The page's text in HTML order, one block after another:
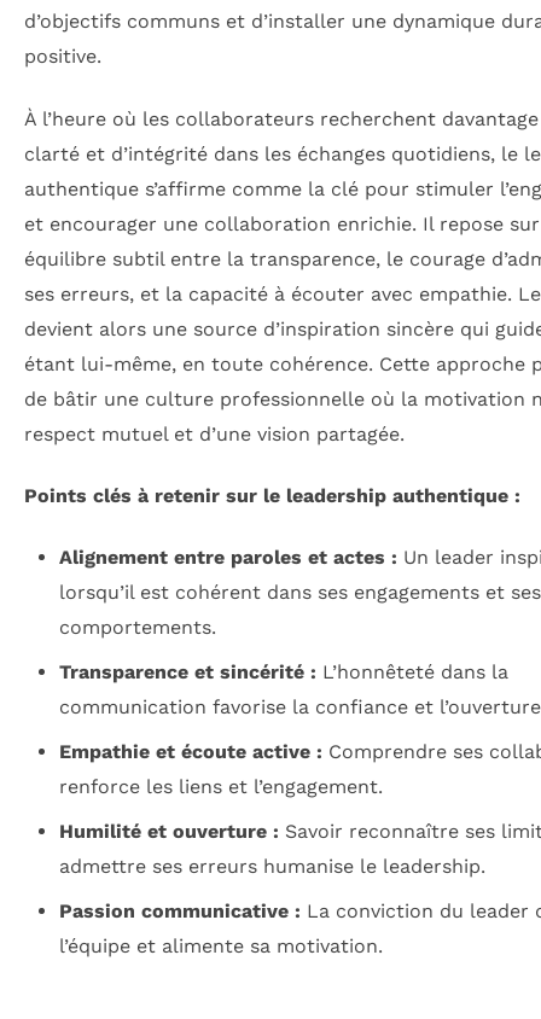
d’objectifs communs et d’installer une dynamique
positive.
À l’heure où les collaborateurs recherchent
clarté et d’intégrité dans les échanges quotidiens, le
authentique s’affirme comme la clé pour stimuler
et encourager une collaboration enrichie. Il repose
équilibre subtil entre la transparence, le courage
ses erreurs, et la capacité à écouter avec empathie.
devient alors une source d’inspiration sincère qui
étant lui-même, en toute cohérence. Cette approche
de bâtir une culture professionnelle où la motivation
respect mutuel et d’une vision partagée.
Points clés à retenir sur le leadership authentique :
Alignement entre paroles et actes : Un leader
lorsqu’il est cohérent dans ses engagements et ses
comportements.
Transparence et sincérité : L’honnêteté dans la
communication favorise la confiance et
Empathie et écoute active : Comprendre ses
renforce les liens et l’engagement.
Humilité et ouverture : Savoir reconnaître ses
admettre ses erreurs humanise le leadership.
Passion communicative : La conviction du leader
l’équipe et alimente sa motivation.